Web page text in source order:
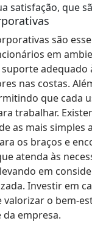
satisfação, que
são
em
nas costas.
que cada
trabalhar.
as mais simples
os braços e
atenda às
em
Investir em
valorizar o bem-
empresa.